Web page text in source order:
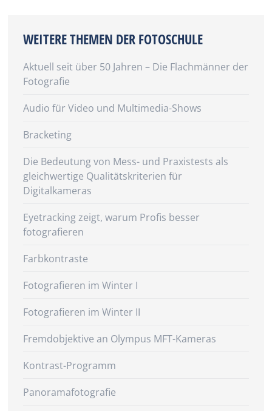
WEITERE THEMEN DER FOTOSCHULE
Aktuell seit über 50 Jahren – Die Flachmänner der
Fotografie
Audio für Video und Multimedia-Shows
Bracketing
Die Bedeutung von Mess- und Praxistests als
gleichwertige Qualitätskriterien für
Digitalkameras
Eyetracking zeigt, warum Profis besser
fotografieren
Farbkontraste
Fotografieren im Winter I
Fotografieren im Winter II
Fremdobjektive an Olympus MFT-Kameras
Kontrast-Programm
Panoramafotografie